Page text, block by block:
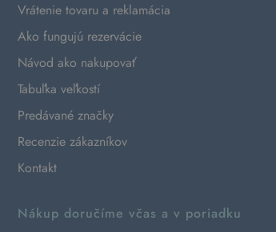
Vrátenie tovaru a reklamácia
Ako fungujú rezervácie
Návod ako nakupovať
Tabuľka veľkostí
Predávané značky
Recenzie zákazníkov
Kontakt
Nákup doručíme včas a v poriadku